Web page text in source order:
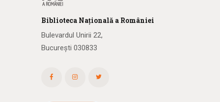
Biblioteca Națională a României
Bulevardul Unirii 22,
București 030833